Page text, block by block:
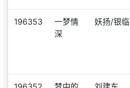
196353
一梦情
深
妖扬/银临